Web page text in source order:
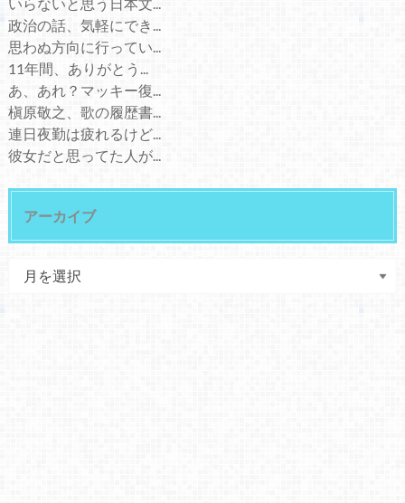
政治の話、気軽にでき...
思わぬ方向に行ってい...
11年間、ありがとう...
あ、あれ？マッキー復...
槇原敬之、歌の履歴書...
連日夜勤は疲れるけど...
彼女だと思ってた人が...
アーカイブ